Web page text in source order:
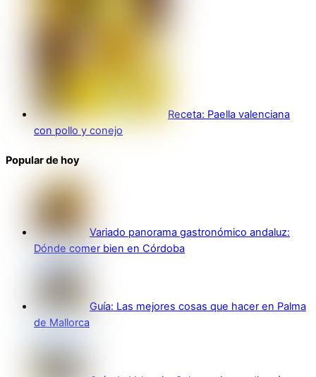
Receta: Paella valenciana
con pollo y conejo
Popular de hoy
Variado panorama gastronómico andaluz:
Dónde comer bien en Córdoba
Guía: Las mejores cosas que hacer en Palma
de Mallorca